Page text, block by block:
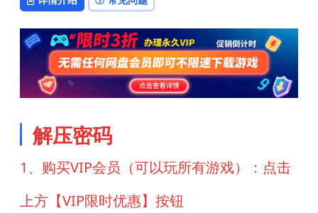
解压密码
1、购买VIP会员（可以玩所有游戏）：点击
上方【VIP限时优惠】按钮